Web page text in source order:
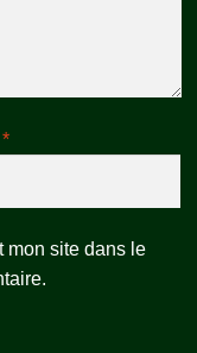
*
mon site dans le